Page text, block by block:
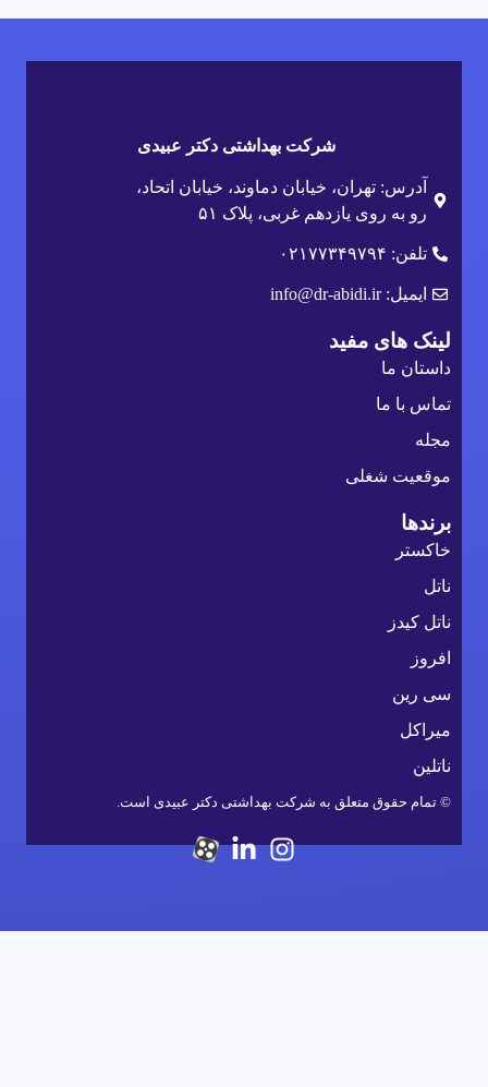
شرکت بهداشتی دکتر عبیدی
آدرس: تهران، خیابان دماوند، خیابان اتحاد،
رو به روی یازدهم غربی، پلاک ۵۱
تلفن: ۰۲۱۷۷۳۴۹۷۹۴
ایمیل: info@dr-abidi.ir
لینک های مفید
داستان ما
تماس با ما
مجله
موقعیت شغلی
برندها
خاکستر
ناتل
ناتل کیدز
افروز
سی رین
میراکل
ناتلین
© تمام حقوق متعلق به شرکت بهداشتی دکتر عبیدی است.